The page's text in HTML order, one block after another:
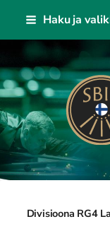
Siirry
sisältöön
Haku ja
Divisioona RG4